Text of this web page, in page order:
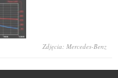
Zdjęcia: Mercedes-Benz